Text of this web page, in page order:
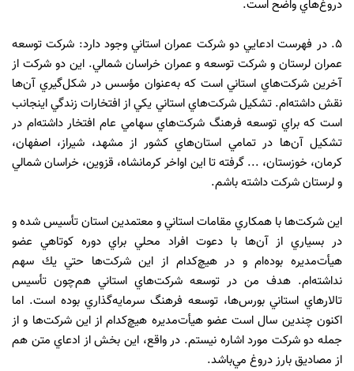
دروغ‌هاي واضح است.
5. در فهرست ادعايي دو شركت عمران استاني وجود دارد: شركت توسعه
عمران لرستان و شركت توسعه و عمران خراسان شمالي. اين دو شركت از
آخرين شركت‌هاي استاني است كه به‌عنوان مؤسس در شكل‌گيري آن‌ها
نقش داشته‌ام. تشكيل شركت‌هاي استاني يكي از افتخارات زندگي اينجانب
است كه براي توسعه فرهنگ شركت‌هاي سهامي عام افتخار داشته‌ام در
تشكيل آن‌ها در تمامي استان‌هاي كشور از مشهد، شيراز، اصفهان،
كرمان، خوزستان، ... گرفته تا اين اواخر كرمانشاه، قزوين، خراسان شمالي
و لرستان شركت داشته باشم.
اين شركت‌ها با همكاري مقامات استاني و معتمدين استان تأسيس شده و
در بسياري از آن‌ها با دعوت افراد محلي براي دوره كوتاهي عضو
هيأت‌مديره بوده‌ام و در هيچ‌كدام از اين شركت‌ها حتي يك سهم
نداشته‌ام. هدف من در توسعه شركت‌هاي استاني هم‌چون تأسيس
تالارهاي استاني بورس‌ها، توسعه فرهنگ سرمايه‌گذاري بوده است. اما
اكنون چندين سال است عضو هيأت‌مديره هيچ‌كدام از اين شركت‌ها و از
جمله دو شركت مورد اشاره نيستم. در واقع، اين بخش از ادعاي متن هم
از مصاديق بارز دروغ مي‌باشد.